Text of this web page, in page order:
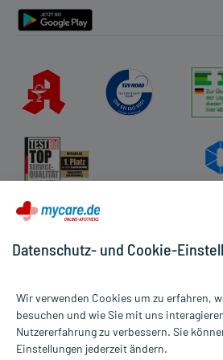
Alle Preise gelten inkl. MwSt., ggf. zzgl.
Informationen auf dieser Website werden
Datenschutz- und Cookie-
Wir verwenden Cookies um zu erfahren,
besuchen und wie Sie mit uns
Nutzererfahrung zu verbessern. Sie
Einstellungen jederzeit ändern.